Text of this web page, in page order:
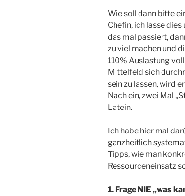
Wie soll dann bitte
Chefin, ich lasse
das mal passiert,
zu viel machen und
110% Auslastung
Mittelfeld sich
sein zu lassen, wird
Nach ein, zwei Mal
Latein.
Ich habe hier mal
ganzheitlich
Tipps, wie man
Ressourceneinsatz
1. Frage NIE „was